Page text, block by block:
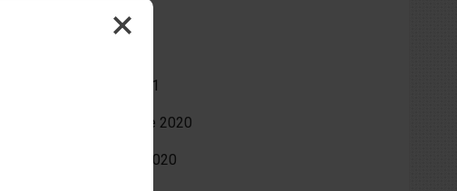
mars 2021
décembre 2020
octobre 2020